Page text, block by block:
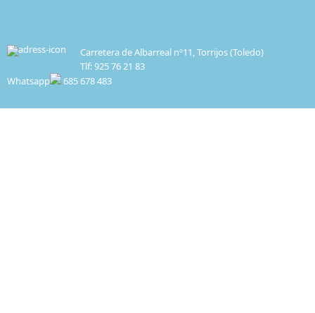
Carretera de Albarreal nº11, Torrijos (Toledo)
Tlf: 925 76 21 83
Whatsapp
685 678 483